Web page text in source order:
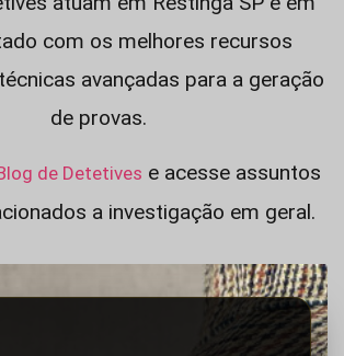
com os melhores recursos
avançadas para a geração
de provas.
de Detetives e acesse assuntos
a investigação em geral.